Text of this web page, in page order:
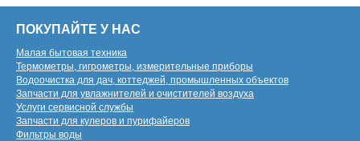
ПОКУПАЙТЕ У НАС
Малая бытовая техника
Термометры, гигрометры, измерительные приборы
Водоочистка для дач, коттеджей, промышленных объектов
Запчасти для увлажнителей и очистителей воздуха
Услуги сервисной службы
Запчасти для кулеров и пурифайеров
Фильтры воды